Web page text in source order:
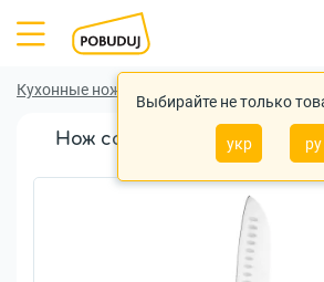
Выбирайте не только
укр ру
Кухонные ножи
Нож сантока Pepper
175мм (111205)